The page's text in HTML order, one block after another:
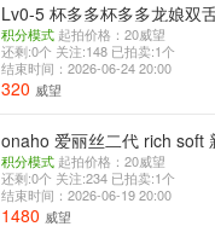
Lv0-5 杯多多杯多多龙娘双
积分模式起拍价格：20威望
还剩:0个 关注:148 已拍卖:1个
结束时间：2026-06-24 20:00
320 威望
onaho 爱丽丝二代 rich soft
积分模式起拍价格：20威望
还剩:0个 关注:234 已拍卖:1个
结束时间：2026-06-19 20:00
1480 威望